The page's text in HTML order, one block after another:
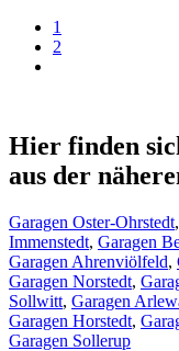
1
2
Hier finden
aus der
Garagen Oster-Ohrstedt,
Immenstedt, Garagen
Garagen Ahrenviölfeld,
Garagen Norstedt,
Sollwitt, Garagen
Garagen Horstedt,
Garagen Sollerup